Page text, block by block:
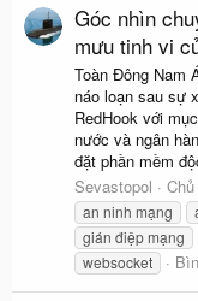
Góc nhìn
mưu tinh vi
Toàn Đông Nam
náo loạn sau sự
RedHook với
nước và ngân
đặt phần mềm
Sevastopol
an ninh mạng
gián điệp mạng
websocket